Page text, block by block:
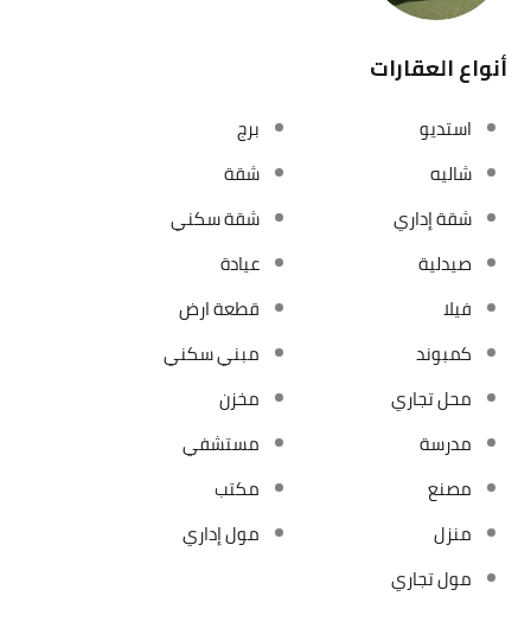
أنواع العقارات
استديو
برج
شاليه
شقة
شقة إداري
شقة سكني
صيدلية
عيادة
فيلا
قطعة ارض
كمبوند
مبني سكني
محل تجاري
مخزن
مدرسة
مستشفي
مصنع
مكتب
منزل
مول إداري
مول تجاري